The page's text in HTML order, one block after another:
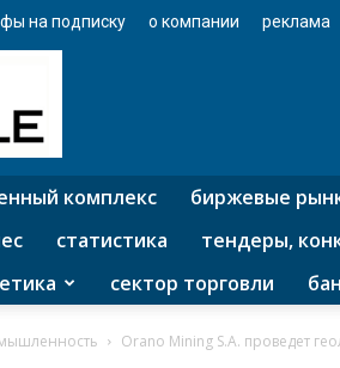
на подписку о компании реклама
комплекс биржевые
статистика тендеры,
сектор торговли
Orano Mining S.A. проведет